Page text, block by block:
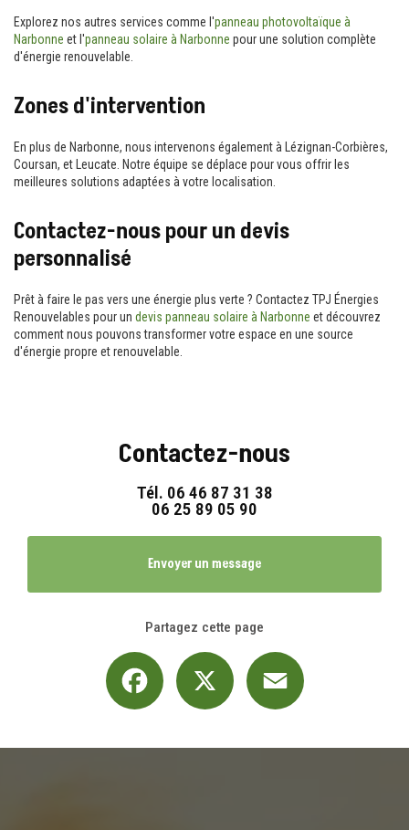
Explorez nos autres services comme l'panneau photovoltaïque à
Narbonne et l'panneau solaire à Narbonne pour une solution complète
d'énergie renouvelable.
Zones d'intervention
En plus de Narbonne, nous intervenons également à Lézignan-Corbières,
Coursan, et Leucate. Notre équipe se déplace pour vous offrir les
meilleures solutions adaptées à votre localisation.
Contactez-nous pour un devis
personnalisé
Prêt à faire le pas vers une énergie plus verte ? Contactez TPJ Énergies
Renouvelables pour un devis panneau solaire à Narbonne et découvrez
comment nous pouvons transformer votre espace en une source
d'énergie propre et renouvelable.
Contactez-nous
Tél. 06 46 87 31 38
06 25 89 05 90
Envoyer un message
Partagez cette page
Facebook